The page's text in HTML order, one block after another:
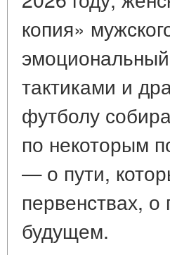
копия»
тактиками и
футболу
по некоторым
— о пути,
первенствах,
будущем.